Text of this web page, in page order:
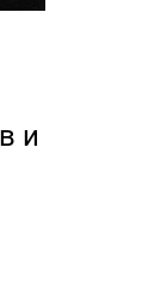
и